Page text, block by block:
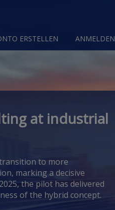
ERSTELLEN ANMELDEN
at industrial
to more
marking a decisive
the pilot has delivered
of the hybrid concept.